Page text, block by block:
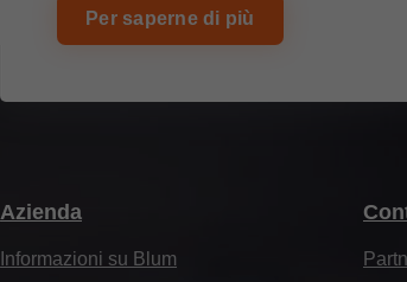
Per saperne di più
Azienda
Informazioni su Blum